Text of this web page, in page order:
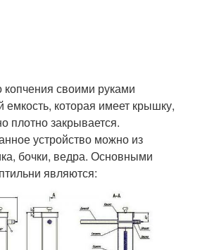
копчения своими руками
емкость, которая имеет крышку,
плотно закрывается.
устройство можно из
бочки, ведра. Основными
являются: